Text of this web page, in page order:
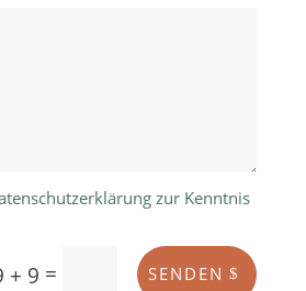
zur Kenntnis
+ 9 = SENDEN